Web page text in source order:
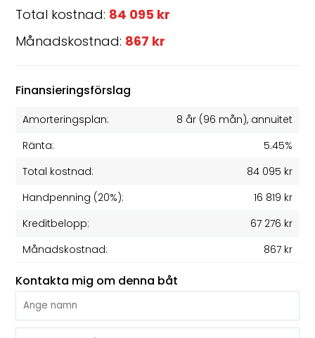
Total kostnad: 84 095 kr
Månadskostnad: 867 kr
Finansieringsförslag
Amorteringsplan: 8 år(96 mån), annuitet
Ränta:
5.45%
Total kostnad:
84 095 kr
Handpenning (20%):
16 819 kr
Kreditbelopp:
67 276 kr
Månadskostnad:
867 kr
Kontakta mig om denna båt